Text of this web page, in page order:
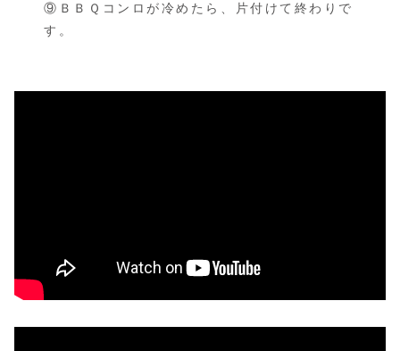
⑨ＢＢＱコンロが冷めたら、片付けて終わりで
す。